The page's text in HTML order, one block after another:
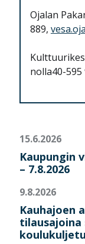
Ojalan
889,
nolla40-595
15.6.2026
Kaupungin
– 7.8.2026
9.8.2026
Kauhajoen